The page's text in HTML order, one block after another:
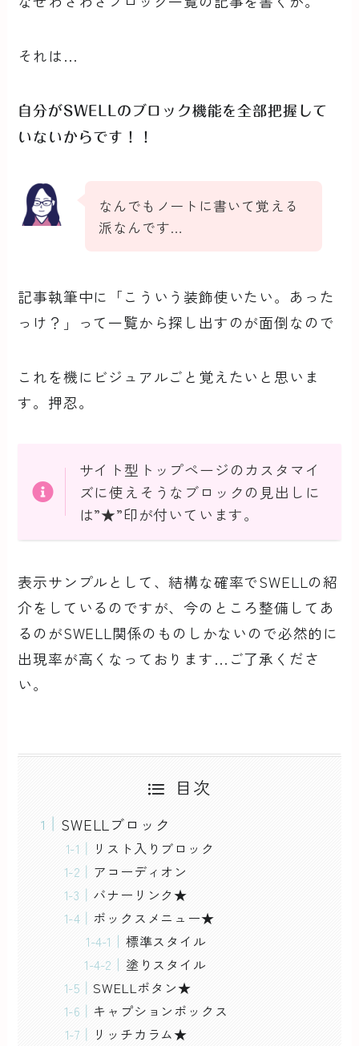
それは…
自分がSWELLのブロック機能を全部把握して
いないからです！！
なんでもノートに書いて覚える
派なんです…
記事執筆中に「こういう装飾使いたい。あった
っけ？」って一覧から探し出すのが面倒なので
これを機にビジュアルごと覚えたいと思いま
す。押忍。
サイト型トップページのカスタマイ
ズに使えそうなブロックの見出しに
は”★”印が付いています。
表示サンプルとして、結構な確率でSWELLの紹
介をしているのですが、今のところ整備してあ
るのがSWELL関係のものしかないので必然的に
出現率が高くなっております…ご了承くださ
い。
目次
SWELLブロック
リスト入りブロック
アコーディオン
バナーリンク★
ボックスメニュー★
標準スタイル
塗りスタイル
SWELLボタン★
キャプションボックス
リッチカラム★